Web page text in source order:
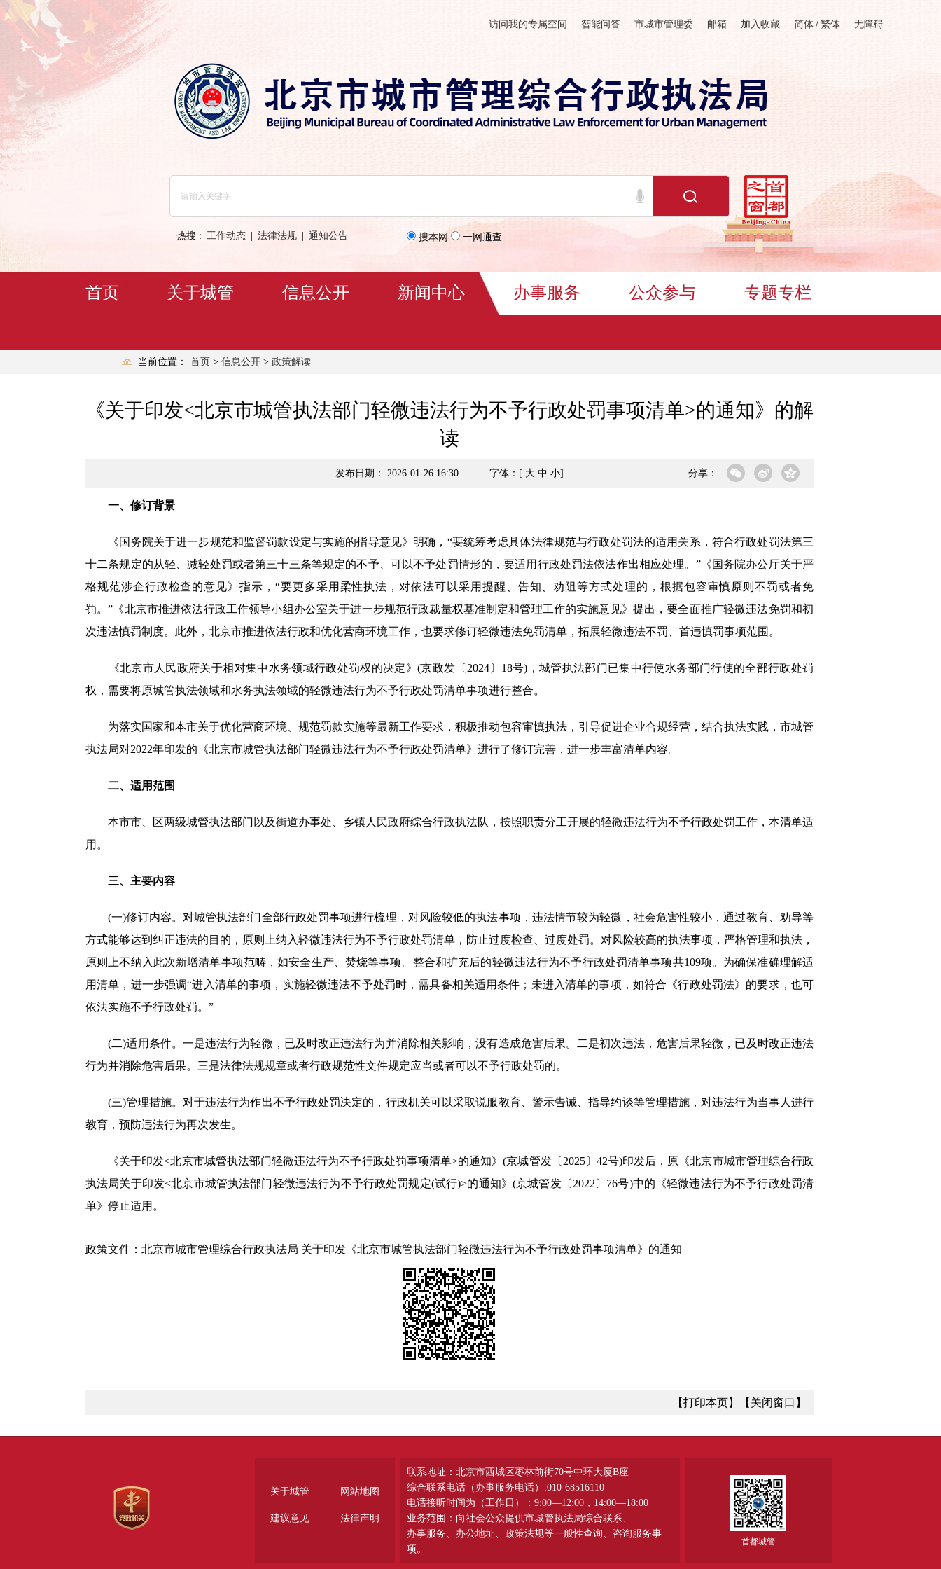
访问我的专属空间 智能问答 市城市管理委 邮箱 加入收藏 简体 / 繁体 无障碍
搜本网 一网通查
热搜 : 工作动态 法律法规 通知公告
首页 关于城管 信息公开 新闻中心 办事服务 公众参与 专题专栏
当前位置： 首页 > 信息公开 > 政策解读
《关于印发<北京市城管执法部门轻微违法行为不予行政处罚事项清单>的通知》的解
读
发布日期： 2026-01-26 16:30 字体：[ 大 中 小] 分享：
一、修订背景
《国务院关于进一步规范和监督罚款设定与实施的指导意见》明确，“要统筹考虑具体法律规范与行政处罚法的适用关系，符合行政处罚法第三
十二条规定的从轻、减轻处罚或者第三十三条等规定的不予、可以不予处罚情形的，要适用行政处罚法依法作出相应处理。”《国务院办公厅关于严
格规范涉企行政检查的意见》指示，“要更多采用柔性执法，对依法可以采用提醒、告知、劝阻等方式处理的，根据包容审慎原则不罚或者免
罚。”《北京市推进依法行政工作领导小组办公室关于进一步规范行政裁量权基准制定和管理工作的实施意见》提出，要全面推广轻微违法免罚和初
次违法慎罚制度。此外，北京市推进依法行政和优化营商环境工作，也要求修订轻微违法免罚清单，拓展轻微违法不罚、首违慎罚事项范围。
《北京市人民政府关于相对集中水务领域行政处罚权的决定》(京政发〔2024〕18号)，城管执法部门已集中行使水务部门行使的全部行政处罚
权，需要将原城管执法领域和水务执法领域的轻微违法行为不予行政处罚清单事项进行整合。
为落实国家和本市关于优化营商环境、规范罚款实施等最新工作要求，积极推动包容审慎执法，引导促进企业合规经营，结合执法实践，市城管
执法局对2022年印发的《北京市城管执法部门轻微违法行为不予行政处罚清单》进行了修订完善，进一步丰富清单内容。
二、适用范围
本市市、区两级城管执法部门以及街道办事处、乡镇人民政府综合行政执法队，按照职责分工开展的轻微违法行为不予行政处罚工作，本清单适
用。
三、主要内容
(一)修订内容。对城管执法部门全部行政处罚事项进行梳理，对风险较低的执法事项，违法情节较为轻微，社会危害性较小，通过教育、劝导等
方式能够达到纠正违法的目的，原则上纳入轻微违法行为不予行政处罚清单，防止过度检查、过度处罚。对风险较高的执法事项，严格管理和执法，
原则上不纳入此次新增清单事项范畴，如安全生产、焚烧等事项。整合和扩充后的轻微违法行为不予行政处罚清单事项共109项。为确保准确理解适
用清单，进一步强调“进入清单的事项，实施轻微违法不予处罚时，需具备相关适用条件；未进入清单的事项，如符合《行政处罚法》的要求，也可
依法实施不予行政处罚。”
(二)适用条件。一是违法行为轻微，已及时改正违法行为并消除相关影响，没有造成危害后果。二是初次违法，危害后果轻微，已及时改正违法
行为并消除危害后果。三是法律法规规章或者行政规范性文件规定应当或者可以不予行政处罚的。
(三)管理措施。对于违法行为作出不予行政处罚决定的，行政机关可以采取说服教育、警示告诫、指导约谈等管理措施，对违法行为当事人进行
教育，预防违法行为再次发生。
《关于印发<北京市城管执法部门轻微违法行为不予行政处罚事项清单>的通知》(京城管发〔2025〕42号)印发后，原《北京市城市管理综合行政
执法局关于印发<北京市城管执法部门轻微违法行为不予行政处罚规定(试行)>的通知》(京城管发〔2022〕76号)中的《轻微违法行为不予行政处罚清
单》停止适用。
政策文件： 北京市城市管理综合行政执法局 关于印发《北京市城管执法部门轻微违法行为不予行政处罚事项清单》的通知
【打印本页】 【关闭窗口】
关于城管 网站地图
建议意见 法律声明
联系地址：北京市西城区枣林前街70号中环大厦B座
综合联系电话（办事服务电话）:010-68516110
电话接听时间为（工作日）：9:00—12:00，14:00—18:00
业务范围：向社会公众提供市城管执法局综合联系、
办事服务、办公地址、政策法规等一般性查询、咨询服务事
项。
首都城管